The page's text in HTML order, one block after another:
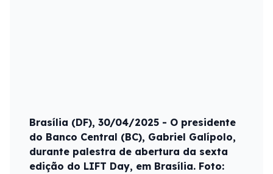
Brasília (DF), 30/04/2025 - O presidente
do Banco Central (BC), Gabriel Galípolo,
durante palestra de abertura da sexta
edição do LIFT Day, em Brasília. Foto: